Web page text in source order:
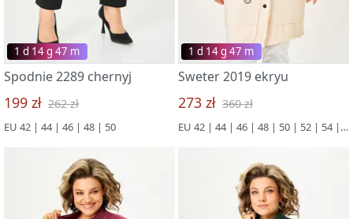
1 d 14 g 47 m
Spodnie 2289 chernyj
199 zł 262 zł
EU 42 | 44 | 46 | 48 | 50
1 d 14 g 47 m
Sweter 2019 ekryu
273 zł 360 zł
EU 42 | 44 | 46 | 48 | 50 | 52 | 54 | 56